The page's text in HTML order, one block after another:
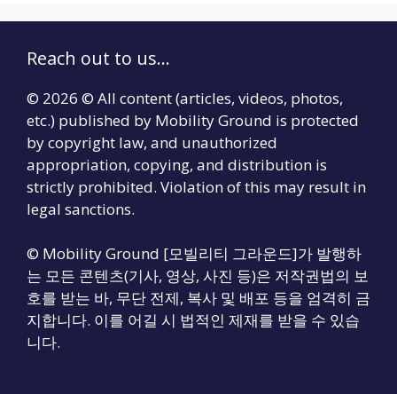
Reach out to us...
© 2026 © All content (articles, videos, photos,
etc.) published by Mobility Ground is protected
by copyright law, and unauthorized
appropriation, copying, and distribution is
strictly prohibited. Violation of this may result in
legal sanctions.
© Mobility Ground [모빌리티 그라운드]가 발행하
는 모든 콘텐츠(기사, 영상, 사진 등)은 저작권법의 보
호를 받는 바, 무단 전제, 복사 및 배포 등을 엄격히 금
지합니다. 이를 어길 시 법적인 제재를 받을 수 있습
니다.